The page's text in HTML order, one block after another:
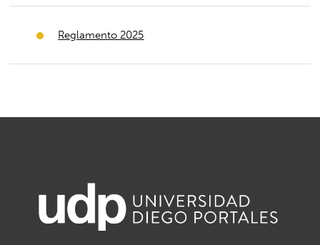
Reglamento 2025